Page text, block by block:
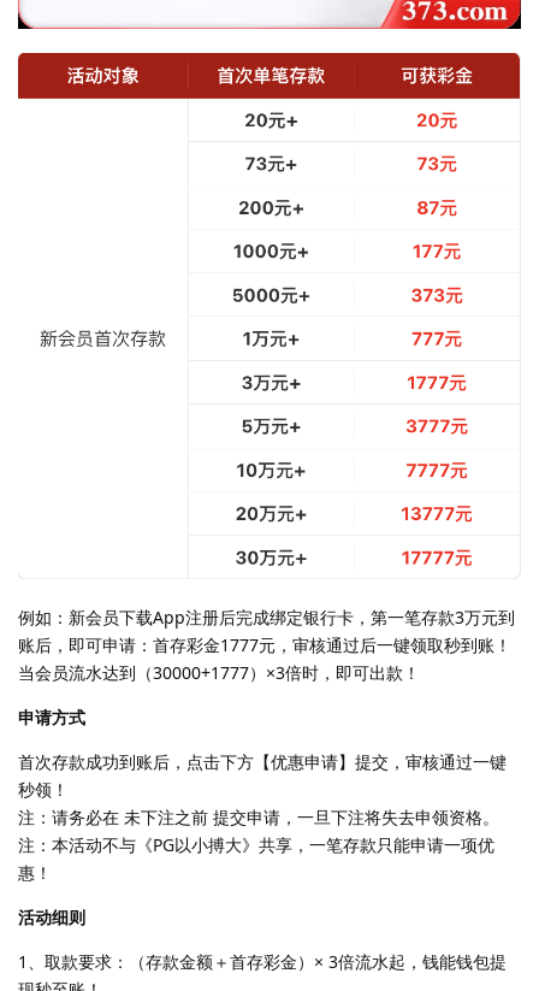
例如：新会员下载App注册后完成绑定银行卡，第一笔存款3万元到
账后，即可申请：首存彩金1777元，审核通过后一键领取秒到账！
当会员流水达到（30000+1777）×3倍时，即可出款！
申请方式
首次存款成功到账后，点击下方【优惠申请】提交，审核通过一键
秒领！
注：请务必在 未下注之前 提交申请，一旦下注将失去申领资格。
注：本活动不与《PG以小搏大》共享，一笔存款只能申请一项优
惠！
活动细则
1、取款要求：（存款金额＋首存彩金）× 3倍流水起，钱能钱包提